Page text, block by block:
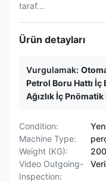
taraf...
Ürün detayları
Vurgulamak:
Petrol Boru Hattı İç
Ağızlık İç
Condition:
Machine Type:
Weight (KG):
200
Video Outgoing-
Inspection: